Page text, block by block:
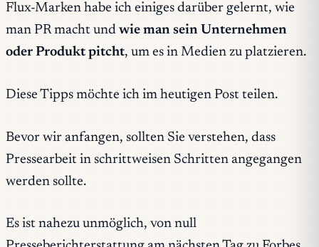
Flux-Marken habe ich einiges darüber gelernt, wie
man PR macht und wie man sein Unternehmen
oder Produkt pitcht, um es in Medien zu platzieren.
Diese Tipps möchte ich im heutigen Post teilen.
Bevor wir anfangen, sollten Sie verstehen, dass
Pressearbeit in schrittweisen Schritten angegangen
werden sollte.
Es ist nahezu unmöglich, von null